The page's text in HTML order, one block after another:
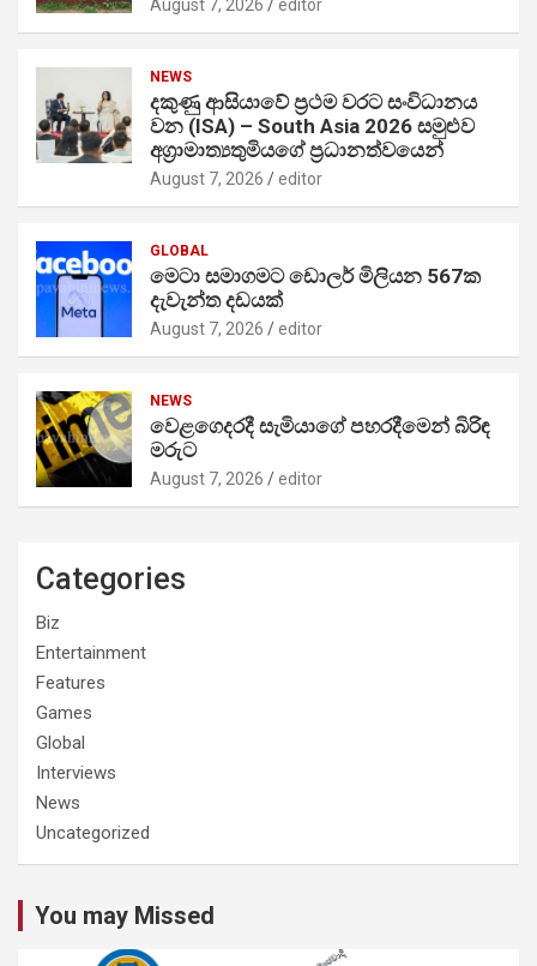
August 7, 2026 editor
NEWS
දකුණු ආසියාවේ ප්‍රථම වරට සංවිධානය
වන (ISA) – South Asia 2026 සමුළුව
අග්‍රාමාත්‍යතුමියගේ ප්‍රධානත්වයෙන්
August 7, 2026 editor
GLOBAL
මෙටා සමාගමට ඩොලර් මිලියන 567ක
දැවැන්ත දඩයක්
August 7, 2026 editor
NEWS
වෙළගෙදරදී සැමියාගේ පහරදීමෙන් බිරිඳ
මරුට
August 7, 2026 editor
Categories
Biz
Entertainment
Features
Games
Global
Interviews
News
Uncategorized
You may Missed